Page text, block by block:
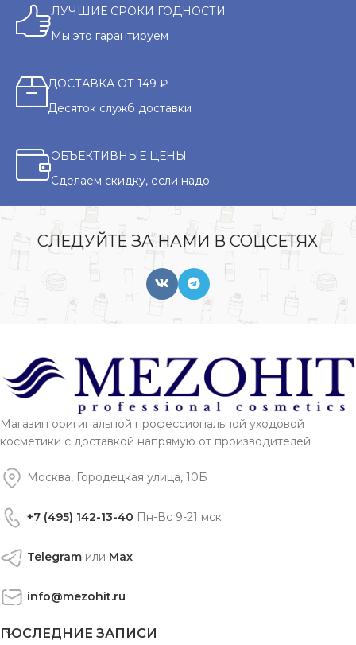
ЛУЧШИЕ СРОКИ ГОДНОСТИ
Мы это гарантируем
ДОСТАВКА ОТ 149 ₽
Десяток служб доставки
ОБЪЕКТИВНЫЕ ЦЕНЫ
Сделаем скидку, если надо
СЛЕДУЙТЕ ЗА НАМИ В СОЦСЕТЯХ
Магазин оригинальной профессиональной уходовой
косметики с доставкой напрямую от производителей
Москва, Городецкая улица, 10Б
+7 (495) 142-13-40 Пн-Вс 9-21 мск
Telegram или Max
info@mezohit.ru
ПОСЛЕДНИЕ ЗАПИСИ